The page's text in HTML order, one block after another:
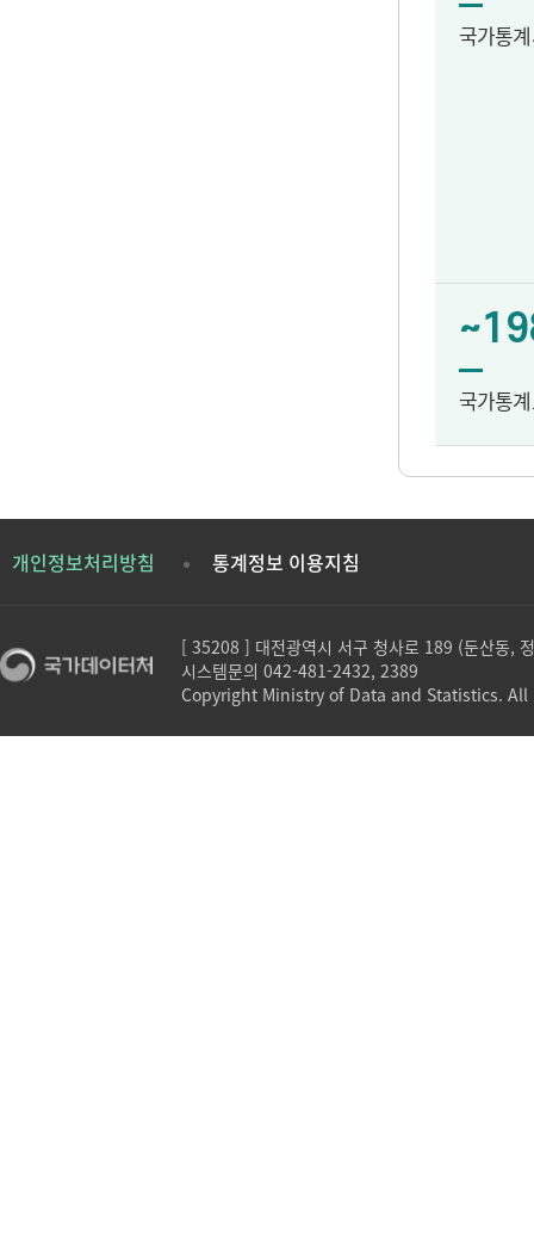
국가통
국가통
개인정보처리방침 통계정보 이용지침
[ 35208 ] 대전광역시 서구 청사로 189 (둔산동,
시스템문의 042-481-2432, 2389
Copyright Ministry of Data and Statistics.